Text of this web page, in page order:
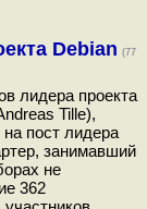
Debian (77
лидера проекта
Tille),
пост лидера
занимавший
не
362